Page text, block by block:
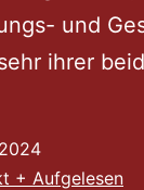
und
ihrer
+ Aufgelesen